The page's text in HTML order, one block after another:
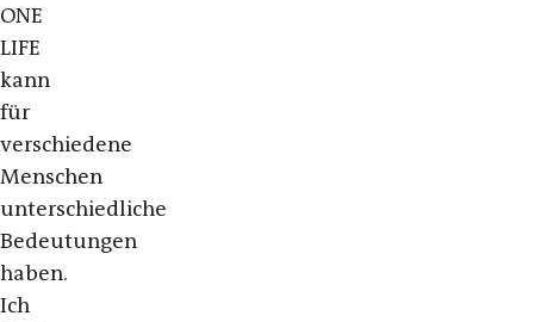
ONE
LIFE
kann
für
verschiedene
Menschen
unterschiedliche
Bedeutungen
haben.
Ich